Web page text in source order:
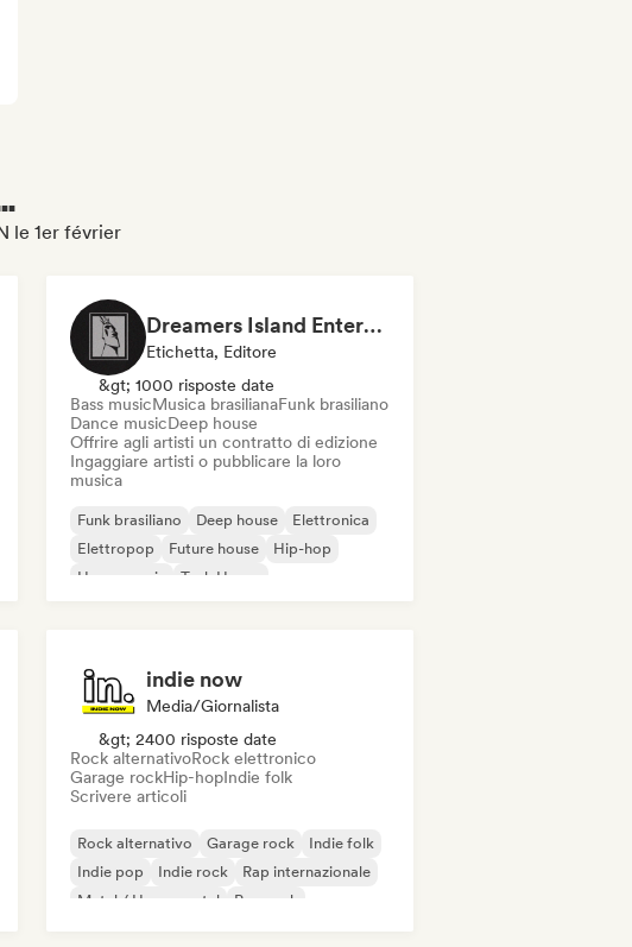
le 1er février
Dreamers Island Entertainment
Etichetta, Editore
&gt; 1000 risposte date
Bass musicMusica brasilianaFunk brasiliano
Dance musicDeep house
Offrire agli artisti un contratto di edizione
Ingaggiare artisti o pubblicare la loro
musica
Funk brasiliano Deep house
Elettronica
Elettropop
Future house
Hip-hop
House music
Tech House
indie now
Media/Giornalista
&gt; 2400 risposte date
Rock alternativoRock elettronico
Garage rockHip-hopIndie folk
Scrivere articoli
Rock alternativo Garage rock
Indie folk
Indie pop
Indie rock
Rap internazionale
Metal / Heavy metal
Pop rock